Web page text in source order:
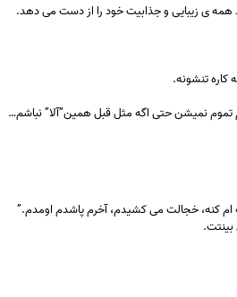
همه ی زیبایی و جذابیت خود را از دست می دهد.
کاره تنشونه.
نمیشن حتی اگه مثل قبل همین”آلا” نباشم…
ام کنه، خجالت می کشیدم، آخرم پاشدم اومدم.”